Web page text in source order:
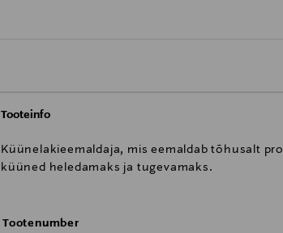
Tooteinfo
Küünelakieemaldaja, mis eemaldab tõhusalt
küüned heledamaks ja tugevamaks.
Tootenumber